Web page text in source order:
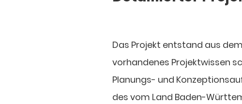
Das Projekt entstand aus
vorhandenes Projektwissen
Planungs- und
des vom Land Baden-